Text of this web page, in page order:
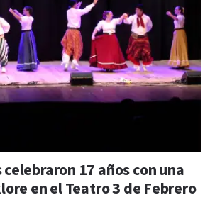
celebraron 17 años con una
en el Teatro 3 de Febrero